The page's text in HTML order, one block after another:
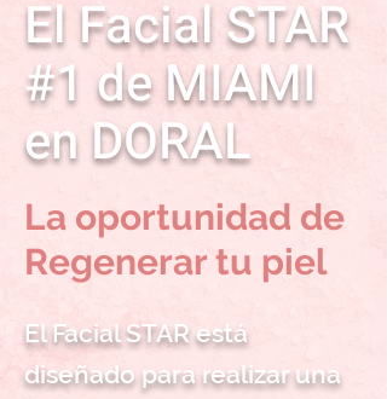
​El Facial STAR
#1 de MIAMI
en DORAL
La oportunidad de
Regenerar tu piel
El Facial STAR está
diseñado para realizar una